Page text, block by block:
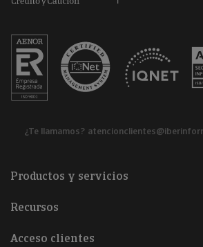
¿Te llamamos?
Productos y servicios
Recursos
Acceso clientes